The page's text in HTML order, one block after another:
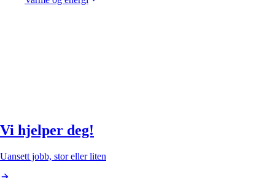
Vi hjelper deg!
Uansett jobb, stor eller liten